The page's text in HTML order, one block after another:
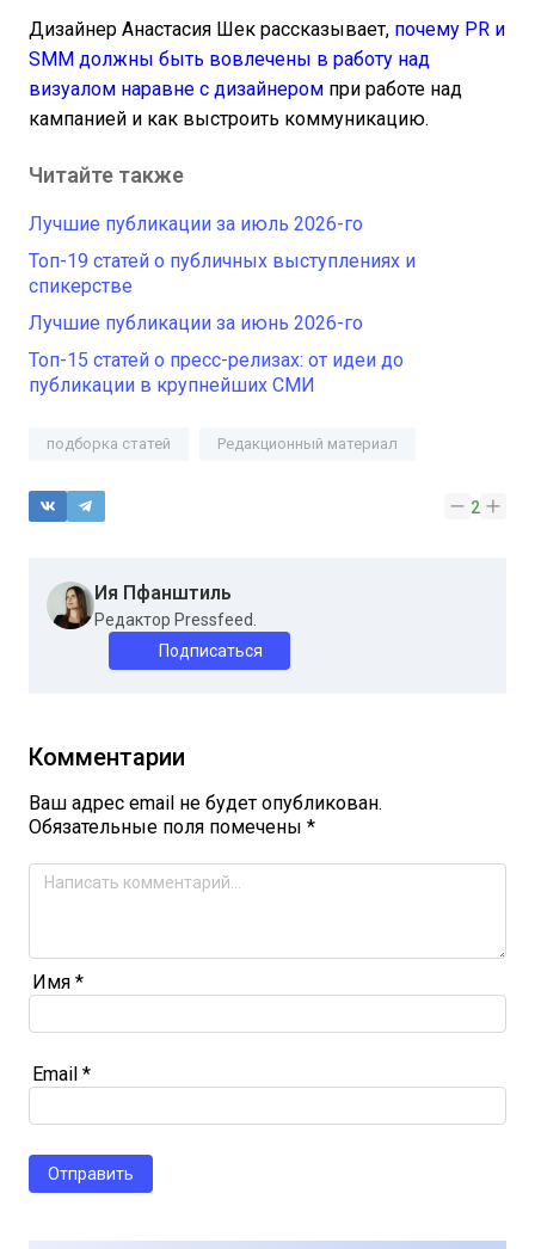
Дизайнер Анастасия Шек рассказывает, почему PR и
SMM должны быть вовлечены в работу над
визуалом наравне с дизайнером при работе над
кампанией и как выстроить коммуникацию.
Читайте также
Лучшие публикации за июль 2026-го
Топ-19 статей о публичных выступлениях и
спикерстве
Лучшие публикации за июнь 2026-го
Топ-15 статей о пресс-релизах: от идеи до
публикации в крупнейших СМИ
подборка статей Редакционный материал
2
Ия Пфанштиль
Редактор Pressfeed.
Подписаться
Комментарии
Ваш адрес email не будет опубликован.
Обязательные поля помечены *
Имя *
Email *